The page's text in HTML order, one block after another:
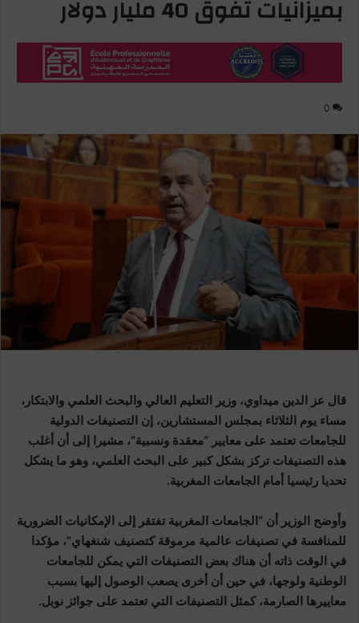
بميزانيات تفوق 40 مليار دولار
0
قال عز الدين ميداوي، وزير التعليم العالي والبحث العلمي والابتكار،
مساء يوم الثلاثاء بمجلس المستشارين، إن التصنيفات الدولية
للجامعات تعتمد على معايير “معقدة ونسبية”، مشيرا إلى أن أغلب
هذه التصنيفات تركز بشكل كبير على البحث العلمي، وهو ما يشكل
تحديا رئيسيا أمام الجامعات المغربية.
وأوضح الوزير أن “الجامعات المغربية تفتقر إلى الإمكانيات الضرورية
للمنافسة في تصنيفات عالمية مرموقة كتصنيف شنغهاي”، مؤكدا
في الوقت ذاته أن هناك بعض التصنيفات التي يمكن للجامعات
الوطنية ولوجها، في حين أن أخرى يصعب الوصول إليها بسبب
معاييرها الصارمة، كمثل التصنيفات التي تعتمد على جوائز نوبل.